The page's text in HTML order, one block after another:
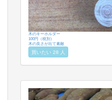
木のキーホルダー
100円（税別）
木の良さが出て素敵
買いたい 28 人